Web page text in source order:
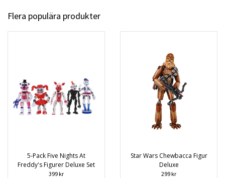
Flera populära produkter
5-Pack Five Nights At
Freddy's Figurer Deluxe Set
399 kr
Star Wars Chewbacca Figur
Deluxe
299 kr